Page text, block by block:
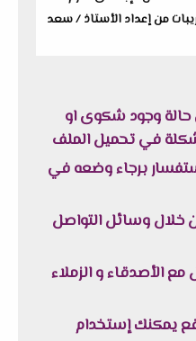
و التدريبات من إعداد الأستاذ / سعد
حالة وجود شكوى او
في تحميل الملف
برجاء وضعه في
خلال وسائل التواصل
الأصدقاء و الزملاء
يمكنك إستخدام